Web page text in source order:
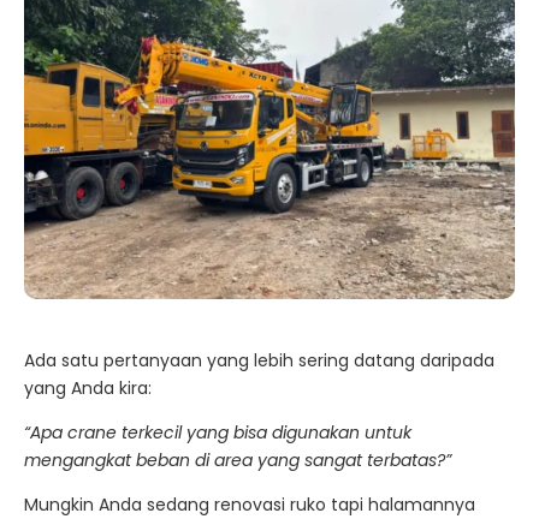
Ada satu pertanyaan yang lebih sering datang daripada
yang Anda kira:
“Apa crane terkecil yang bisa digunakan untuk
mengangkat beban di area yang sangat terbatas?”
Mungkin Anda sedang renovasi ruko tapi halamannya